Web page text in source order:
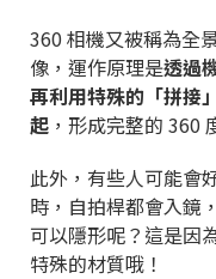
360 相機又被稱為全
像，運作原理是透過
再利用特殊的「拼接
起 ，形成完整的 360
此外，有些人可能會
時，自拍桿都會入鏡
可以隱形呢？這是因
特殊的材質哦！